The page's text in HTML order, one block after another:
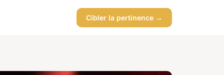
Cibler la pertinence →